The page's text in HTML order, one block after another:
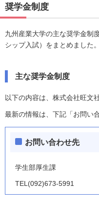
奨学金制度
九州産業大学の主な奨学金制
シップ入試）をまとめました。
主な奨学金制度
以下の内容は、株式会社旺文
最新の情報は、下記「お問い
お問い合わせ先
学生部厚生課
TEL(092)673-5991